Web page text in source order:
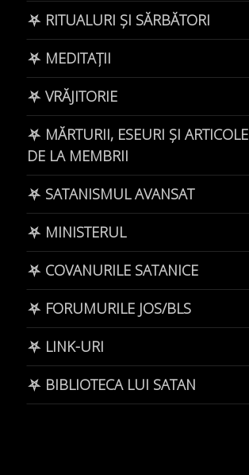
⛧ RITUALURI ȘI SĂRBĂTORI
⛧ MEDITAȚII
⛧ VRĂJITORIE
⛧ MĂRTURII, ESEURI ȘI ARTICOLE
DE LA MEMBRII
⛧ SATANISMUL AVANSAT
⛧ MINISTERUL
⛧ COVANURILE SATANICE
⛧ FORUMURILE JOS/BLS
⛧ LINK-URI
⛧ BIBLIOTECA LUI SATAN